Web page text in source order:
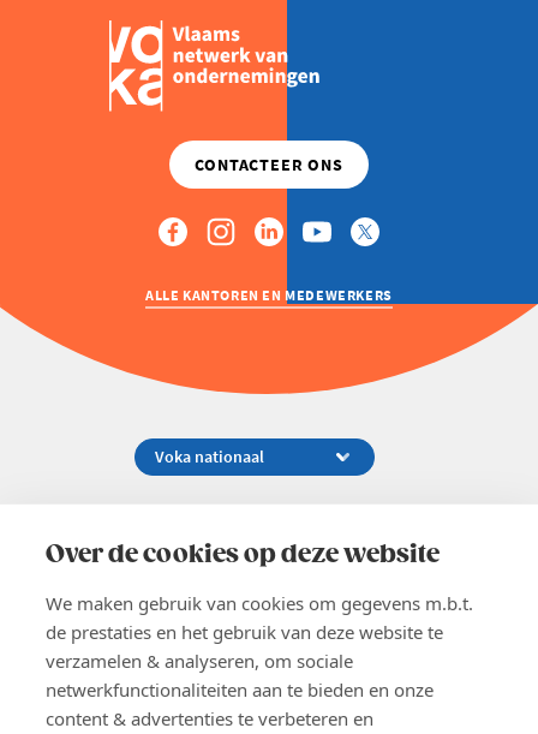
Over de cookies op deze website
We maken gebruik van cookies om gegevens m.b.t.
de prestaties en het gebruik van deze website te
verzamelen & analyseren, om sociale
netwerkfunctionaliteiten aan te bieden en onze
content & advertenties te verbeteren en
ALLE KANTOREN EN MEDEWERKERS
02 229 81 11